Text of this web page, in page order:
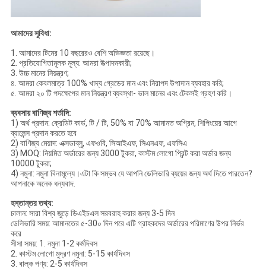
আমাদের সুবিধা:
1. আমাদের টিমের 10 বছরেরও বেশি অভিজ্ঞতা রয়েছে।
2. প্রতিযোগিতামূলক মূল্য: আমরা উত্পাদনকারী;
3. উচ্চ মানের নিয়ন্ত্রণ;
৪. আমরা কেবলমাত্র 100% খাদ্য গ্রেডের মান এবং নিরাপদ উপাদান ব্যবহার করি;
৫. আমরা ২০ টি পদক্ষেপের মান নিয়ন্ত্রণ ব্যবস্থা- ভাল মানের এবং টেকসই গ্রহণ করি।
ব্যবসায় বাণিজ্য শর্তাদি:
1) অর্থ প্রদান: ক্রেডিট কার্ড, টি / টি, 50% বা 70% আমানত অগ্রিম, শিপিংয়ের আগে
ব্যালেন্স প্রদান করতে হবে
2) বাণিজ্য মেয়াদ: এক্সডাব্লু, এফওবি, সিআইএফ, সিএনএফ, এফসিএ
3) MOQ: নিয়মিত অর্ডারের জন্য 3000 টুকরা, কাস্টম লোগো প্রিন্ট করা অর্ডার জন্য
10000 টুকরা;
4) নমুনা: নমুনা বিনামূল্যে।এটা কি সম্ভব যে আপনি ডেলিভারি ব্যয়ের জন্য অর্থ দিতে পারতেন?
আপনাকে অনেক ধন্যবাদ.
হস্তান্তর তথ্য:
চালান: সারা বিশ্ব জুড়ে ডিএইচএল সরবরাহ করার জন্য 3-5 দিন
ডেলিভারি সময়: আমানতের ৫-30০ দিন পরে এটি গ্রাহকদের অর্ডারের পরিমাণের উপর নির্ভর
করে
সীসা সময়: 1. নমুনা 1-2 কর্মদিবস
2. কাস্টম লোগো মুদ্রণ নমুনা: 5-15 কার্যদিবস
3. বাল্ক পণ্য: 2-5 কার্যদিবস